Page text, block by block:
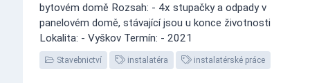
bytovém domě Rozsah: - 4x stupačky a odpady v
panelovém domě, stávající jsou u konce životnosti
Lokalita: - Vyškov Termín: - 2021
Stavebnictví instalatéra instalatérské práce